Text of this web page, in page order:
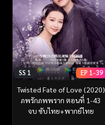
SS 1 EP 1-39
Twisted Fate of Love (2020)
ภพรักภพพราก ตอนที่ 1-43
จบ ซับไทย+พากย์ไทย